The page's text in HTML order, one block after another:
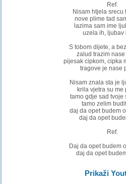
Ref.
Nisam htjela srecu
nove plime tad
lazima sam ime
uzela ih, ljubav
S tobom dijete, a
zalud trazim
pijesak cipkom, cipka
tragove je nase
Nisam znala sta je
krila vjetra su me
tamo gdje sad tvoje
tamo zelim
daj da opet budem
daj da opet
Ref.
Daj da opet budem
daj da opet
Prikaži